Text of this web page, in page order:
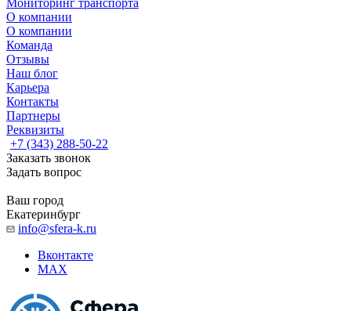
Мониторинг транспорта
О компании
О компании
Команда
Отзывы
Наш блог
Карьера
Контакты
Партнеры
Реквизиты
+7 (343) 288-50-22
Заказать звонок
Задать вопрос
Ваш город
Екатеринбург
info@sfera-k.ru
Вконтакте
MAX